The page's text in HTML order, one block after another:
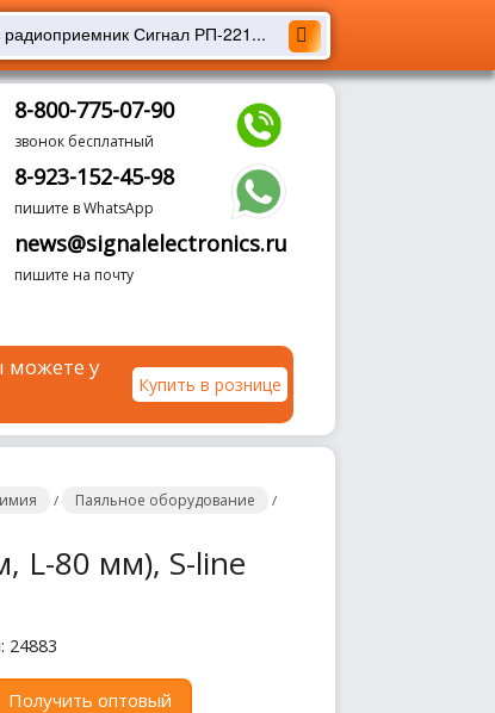
8-800-775-07-90
звонок бесплатный
8-923-152-45-98
пишите в WhatsApp
news@signalelectronics.ru
пишите на почту
можете у
Купить в рознице
/ Паяльное оборудование
/
L-80 мм), S-line
24883
Получить оптовый